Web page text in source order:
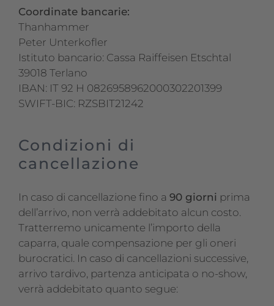
Coordinate bancarie:
Thanhammer
Peter Unterkofler
Istituto bancario: Cassa Raiffeisen Etschtal
39018 Terlano
IBAN: IT 92 H 0826958962000302201399
SWIFT-BIC: RZSBIT21242
Condizioni di
cancellazione
In caso di cancellazione fino a 90 giorni prima
dell’arrivo, non verrà addebitato alcun costo.
Tratterremo unicamente l’importo della
caparra, quale compensazione per gli oneri
burocratici. In caso di cancellazioni successive,
arrivo tardivo, partenza anticipata o no-show,
verrà addebitato quanto segue: